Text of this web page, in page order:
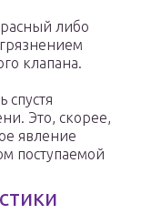
либо
клапана.
спустя
Это, скорее,
явление
поступаемой